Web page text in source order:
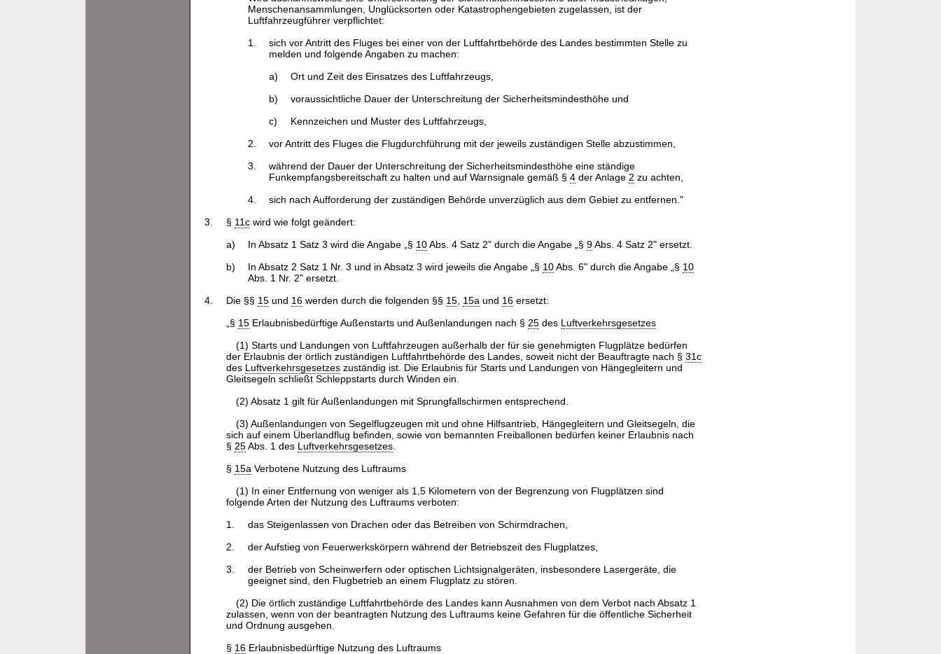
Menschenansammlungen, Unglücksorten oder Katastrophengebieten zugelassen, ist der
Luftfahrzeugführer verpflichtet:
1.
sich vor Antritt des Fluges bei einer von der Luftfahrtbehörde des Landes bestimmten Stelle zu
melden und folgende Angaben zu machen:
a)
Ort und Zeit des Einsatzes des Luftfahrzeugs,
b)
voraussichtliche Dauer der Unterschreitung der Sicherheitsmindesthöhe und
c)
Kennzeichen und Muster des Luftfahrzeugs,
2.
vor Antritt des Fluges die Flugdurchführung mit der jeweils zuständigen Stelle abzustimmen,
3.
während der Dauer der Unterschreitung der Sicherheitsmindesthöhe eine ständige
Funkempfangsbereitschaft zu halten und auf Warnsignale gemäß §4 der Anlage 2 zu achten,
4.
sich nach Aufforderung der zuständigen Behörde unverzüglich aus dem Gebiet zu entfernen."
3.
§ 11cwird wie folgt geändert:
a)
In Absatz 1 Satz 3 wird die Angabe „§ 10Abs. 4 Satz 2" durch die Angabe „§ 9Abs. 4 Satz 2" ersetzt.
b)
In Absatz 2 Satz 1 Nr. 3 und in Absatz 3 wird jeweils die Angabe „§ 10Abs. 6" durch die Angabe „§ 10
Abs. 1 Nr. 2" ersetzt.
4.
Die §§ 15und 16werden durch die folgenden §§ 15, 15a und 16ersetzt:
„§ 15Erlaubnisbedürftige Außenstarts und Außenlandungen nach § 25des Luftverkehrsgesetzes
(1) Starts und Landungen von Luftfahrzeugen außerhalb der für sie genehmigten Flugplätze bedürfen
der Erlaubnis der örtlich zuständigen Luftfahrtbehörde des Landes, soweit nicht der Beauftragte nach § 31c
des Luftverkehrsgesetzeszuständig ist. Die Erlaubnis für Starts und Landungen von Hängegleitern und
Gleitsegeln schließt Schleppstarts durch Winden ein.
(2) Absatz 1 gilt für Außenlandungen mit Sprungfallschirmen entsprechend.
(3) Außenlandungen von Segelflugzeugen mit und ohne Hilfsantrieb, Hängegleitern und Gleitsegeln, die
sich auf einem Überlandflug befinden, sowie von bemannten Freiballonen bedürfen keiner Erlaubnis nach
§ 25Abs. 1 des Luftverkehrsgesetzes.
§ 15a Verbotene Nutzung des Luftraums
(1) In einer Entfernung von weniger als 1,5 Kilometern von der Begrenzung von Flugplätzen sind
folgende Arten der Nutzung des Luftraums verboten:
1.
das Steigenlassen von Drachen oder das Betreiben von Schirmdrachen,
2.
der Aufstieg von Feuerwerkskörpern während der Betriebszeit des Flugplatzes,
3.
der Betrieb von Scheinwerfern oder optischen Lichtsignalgeräten, insbesondere Lasergeräte, die
geeignet sind, den Flugbetrieb an einem Flugplatz zu stören.
(2) Die örtlich zuständige Luftfahrtbehörde des Landes kann Ausnahmen von dem Verbot nach Absatz 1
zulassen, wenn von der beantragten Nutzung des Luftraums keine Gefahren für die öffentliche Sicherheit
und Ordnung ausgehen.
§ 16Erlaubnisbedürftige Nutzung des Luftraums